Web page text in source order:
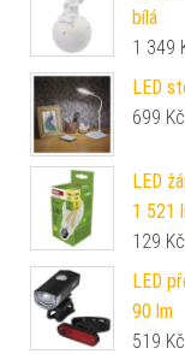
bílá
1 349
LED
699 Kč
LED
1 521
129 Kč
LED
90 lm
519 Kč